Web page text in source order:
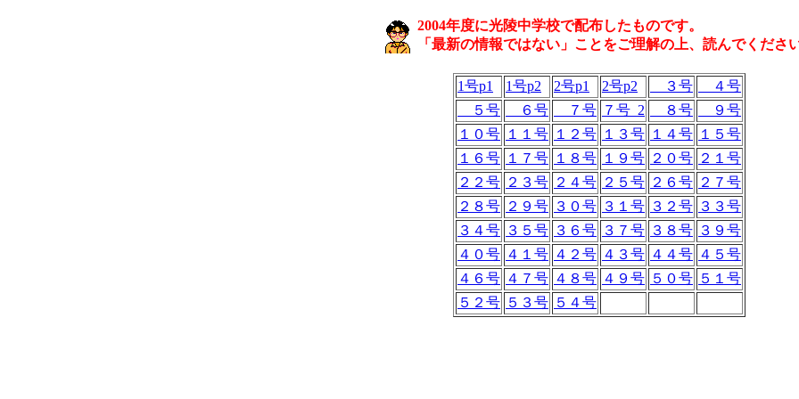
2004年度に光陵中学校で配布したものです。
「最新の情報ではない」ことをご理解の上、読んでくださ
1号p1 1号p2 2号p1 2号p2 ３号
４号
５号
６号 ７号 ７号_2 ８号
９号
１０号 １１号 １２号 １３号 １４号 １５号
１６号 １７号 １８号 １９号 ２０号 ２１号
２２号 ２３号 ２４号 ２５号 ２６号 ２７号
２８号 ２９号 ３０号 ３１号 ３２号 ３３号
３４号 ３５号 ３６号 ３７号 ３８号 ３９号
４０号 ４１号 ４２号 ４３号 ４４号 ４５号
４６号 ４７号 ４８号 ４９号 ５０号 ５１号
５２号 ５３号 ５４号